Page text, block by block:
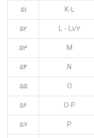
K-L
51
L - L1/2
52
M
53
N
54
O
55
O-P
56
P
57